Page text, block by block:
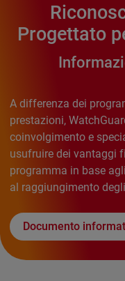
Progettato
A differenza dei
prestazioni,
coinvolgimento e
usufruire dei vantaggi
programma in base
al raggiungimento
Documento